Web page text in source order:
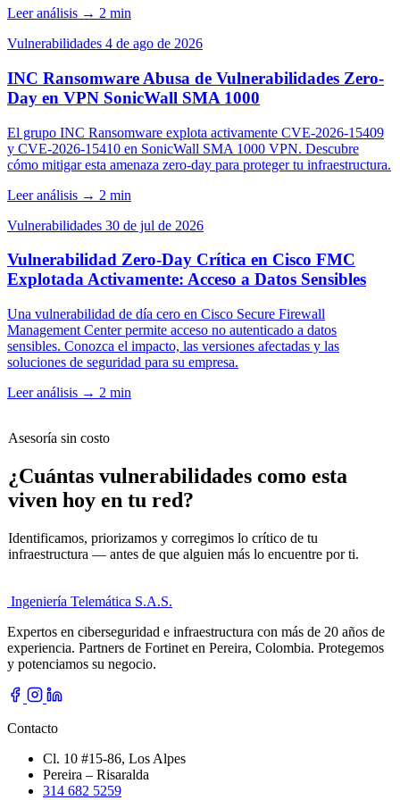
Leer análisis → 2 min
Vulnerabilidades 4 de ago de 2026
INC Ransomware Abusa de Vulnerabilidades Zero-
Day en VPN SonicWall SMA 1000
El grupo INC Ransomware explota activamente CVE-2026-15409
y CVE-2026-15410 en SonicWall SMA 1000 VPN. Descubre
cómo mitigar esta amenaza zero-day para proteger tu infraestructura.
Leer análisis → 2 min
Vulnerabilidades 30 de jul de 2026
Vulnerabilidad Zero-Day Crítica en Cisco FMC
Explotada Activamente: Acceso a Datos Sensibles
Una vulnerabilidad de día cero en Cisco Secure Firewall
Management Center permite acceso no autenticado a datos
sensibles. Conozca el impacto, las versiones afectadas y las
soluciones de seguridad para su empresa.
Leer análisis → 2 min
Asesoría sin costo
¿Cuántas vulnerabilidades como esta
viven hoy en tu red?
Identificamos, priorizamos y corregimos lo crítico de tu
infraestructura — antes de que alguien más lo encuentre por ti.
Ingeniería Telemática S.A.S.
Expertos en ciberseguridad e infraestructura con más de 20 años de
experiencia. Partners de Fortinet en Pereira, Colombia. Protegemos
y potenciamos su negocio.
Contacto
Cl. 10 #15-86, Los Alpes
Pereira – Risaralda
314 682 5259